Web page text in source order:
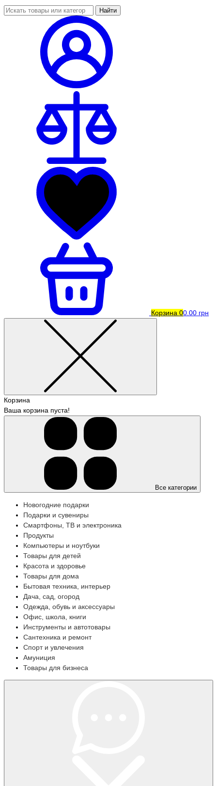
Найти
Корзина 00.00 грн
Корзина
Ваша корзина пуста!
Все категории
Новогодние подарки
Подарки и сувениры
Смартфоны, ТВ и электроника
Продукты
Компьютеры и ноутбуки
Товары для детей
Красота и здоровье
Товары для дома
Бытовая техника, интерьер
Дача, сад, огород
Одежда, обувь и аксессуары
Офис, школа, книги
Инструменты и автотовары
Сантехника и ремонт
Спорт и увлечения
Амуниция
Товары для бизнеса